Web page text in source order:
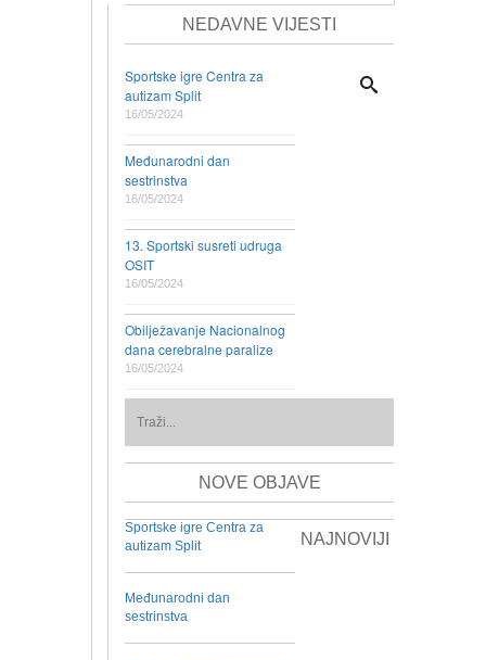
NEDAVNE VIJESTI
Sportske igre Centra za
autizam Split
16/05/2024
Međunarodni dan
sestrinstva
16/05/2024
13. Sportski susreti udruga
OSIT
16/05/2024
Obilježavanje Nacionalnog
dana cerebralne paralize
16/05/2024
NOVE OBJAVE
Sportske igre Centra za
autizam Split
Međunarodni dan
sestrinstva
NAJNOVIJI